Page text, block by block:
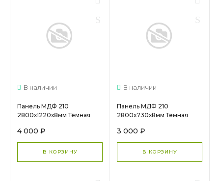
В наличии
Панель МДФ 210
2800х1220х8мм Тёмная
4 000 ₽
В КОРЗИНУ
В наличии
Панель МДФ 210
2800х730х8мм Тёмная
3 000 ₽
В КОРЗИНУ